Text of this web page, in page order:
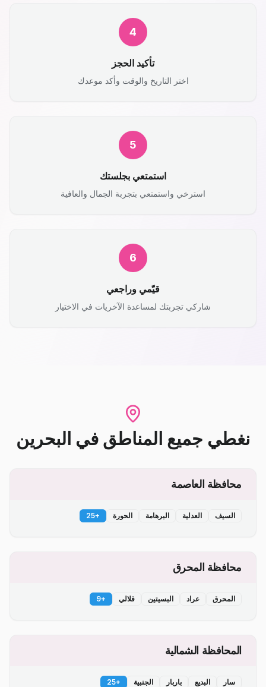
4
تأكيد الحجز
اختر التاريخ والوقت وأكد موعدك
5
استمتعي بجلستك
استرخي واستمتعي بتجربة الجمال والعافية
6
قيّمي وراجعي
شاركي تجربتك لمساعدة الآخريات في الاختيار
نغطي جميع المناطق في البحرين
محافظة العاصمة
السيف العدلية البرهامة الحورة +
25
محافظة المحرق
المحرق عراد البسيتين قلالي +
9
المحافظة الشمالية
سار البديع باربار الجنبية +
25